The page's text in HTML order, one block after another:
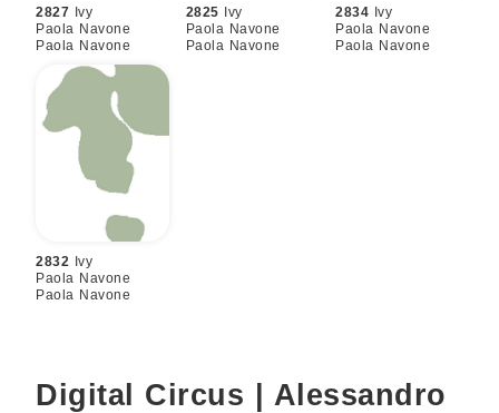
2827 Ivy
Paola Navone
Paola Navone
2825 Ivy
Paola Navone
Paola Navone
2834 Ivy
Paola Navone
Paola Navone
2832 Ivy
Paola Navone
Paola Navone
Digital Circus | Alessandro